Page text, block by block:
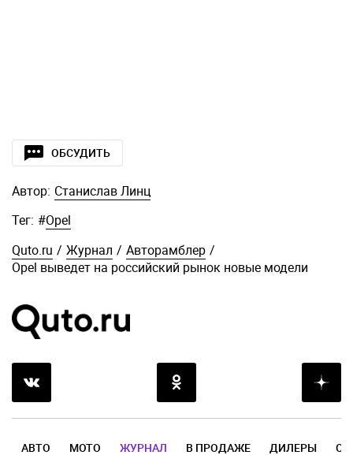
ОБСУДИТЬ
Автор: Станислав Линц
Тег: #Opel
Quto.ru / Журнал / Авторамблер /
Opel выведет на российский рынок новые модели
АВТО МОТО ЖУРНАЛ В ПРОДАЖЕ ДИЛЕРЫ